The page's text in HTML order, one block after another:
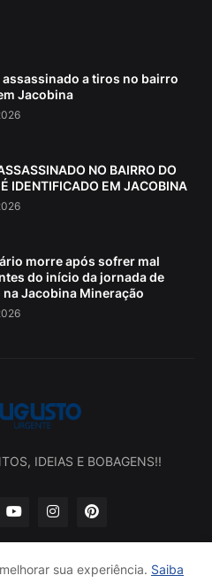
assassinado a tiros no bairro
Jacobina
NO BAIRRO DO
IDENTIFICADO EM JACOBINA
morre após sofrer mal
do início da jornada de
Jacobina Mineração
IDEIAS E BOBAGENS!!
sua experiência. Saiba